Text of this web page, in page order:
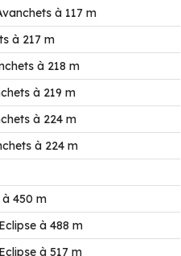
à 117 m
à 217 m
à 218 m
à 219 m
à 224 m
à 224 m
à 450 m
à 488 m
à 517 m